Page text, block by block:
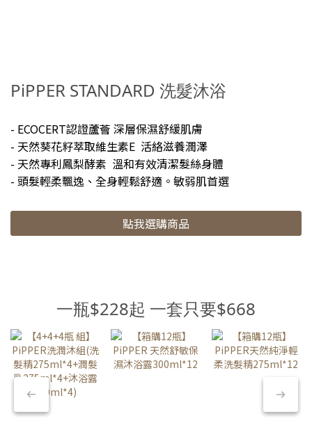
手液(薰衣草) 洗手液質地比較稀，不過洗完很保濕，按壓一次同樣
@lin_dondon_sandyFacebook 搜尋：林咚咚Sandy Lin《林咚咚
分享完整文章》IG貼文👉點此連結FB貼文👉點此連結
PiPPER STANDARD 洗髮沐浴
- ECOCERT認證蘆薈 深層保濕舒緩肌膚
- 天然葵花籽萃取維生素E 活絡滋養潤澤
- 天然專利鳳梨酵素 溫和有效清潔髮絲身體
- 頭髮輕柔飄逸、全身輕鬆舒適。敏弱肌首選
點我選購商品
一瓶$228起 一套只要$668